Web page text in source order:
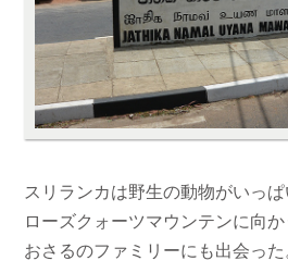
スリランカは野生の動物がいっぱ
ローズクォーツマウンテンに向か
おさるのファミリーにも出会った